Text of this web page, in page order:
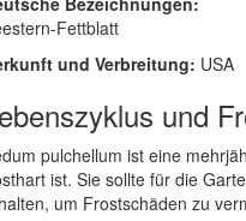
Fettblatt
und Verbreitung: USA
und
pulchellum ist eine
ist. Sie sollte für die
um Frostschäden zu